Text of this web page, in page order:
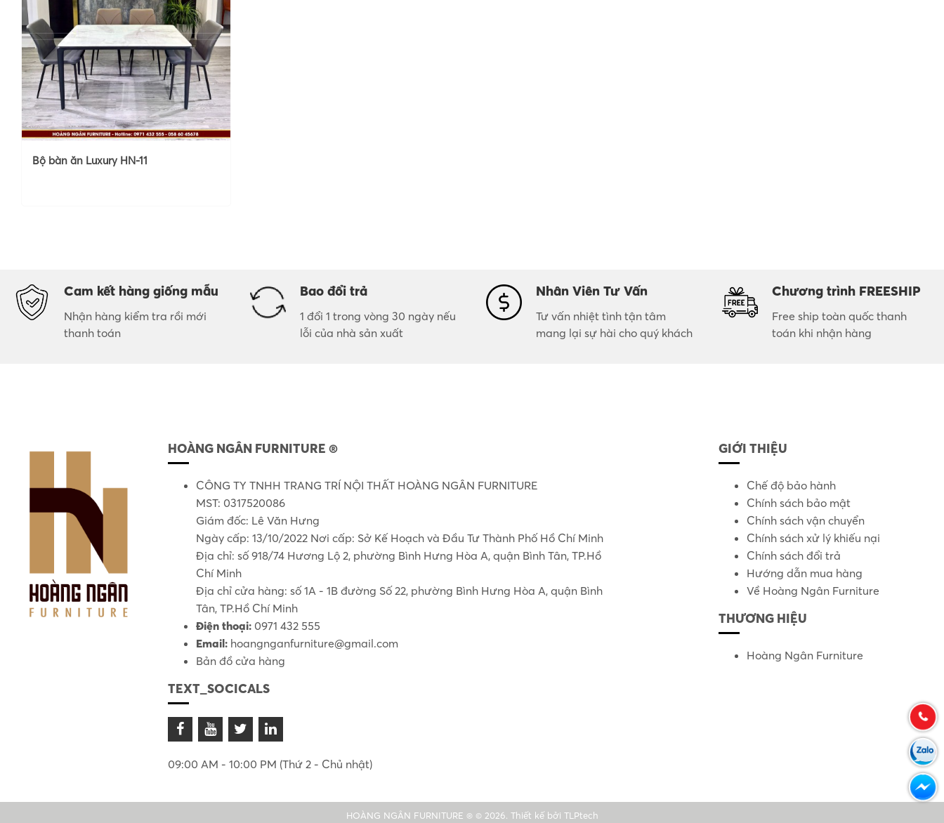
Bộ bàn ăn Luxury HN-11
Cam kết hàng giống mẫu
Nhận hàng kiểm tra rồi mới
thanh toán
Bao đổi trả
1 đổi 1 trong vòng 30 ngày nếu
lỗi của nhà sản xuất
Nhân Viên Tư Vấn
Tư vấn nhiệt tình tận tâm
mang lại sự hài cho quý khách
Chương trình FREESHIP
Free ship toàn quốc thanh
toán khi nhận hàng
HOÀNG NGÂN FURNITURE ®
CÔNG TY TNHH TRANG TRÍ NỘI THẤT HOÀNG NGÂN FURNITURE
MST: 0317520086
Giám đốc: Lê Văn Hưng
Ngày cấp: 13/10/2022 Nơi cấp: Sở Kế Hoạch và Đầu Tư Thành Phố Hồ Chí Minh
Địa chỉ: số 918/74 Hương Lộ 2, phường Bình Hưng Hòa A, quận Bình Tân, TP.Hồ
Chí Minh
Địa chỉ cửa hàng: số 1A - 1B đường Số 22, phường Bình Hưng Hòa A, quận Bình
Tân, TP.Hồ Chí Minh
Điện thoại: 0971 432 555
Email: hoangnganfurniture@gmail.com
Bản đồ cửa hàng
TEXT_SOCICALS
09:00 AM - 10:00 PM (Thứ 2 - Chủ nhật)
GIỚI THIỆU
Chế độ bảo hành
Chính sách bảo mật
Chính sách vận chuyển
Chính sách xử lý khiếu nại
Chính sách đổi trả
Hướng dẫn mua hàng
Về Hoàng Ngân Furniture
THƯƠNG HIỆU
Hoàng Ngân Furniture
HOÀNG NGÂN FURNITURE ® © 2026. Thiết kế bởi TLPtech